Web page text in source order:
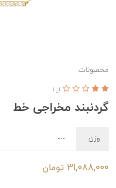
محصولات
گردنبند مخراجی خط
از 1
وزن
31,088,000 تومان